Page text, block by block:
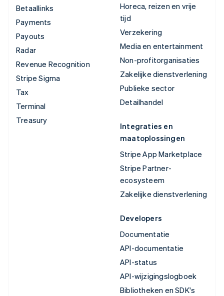
Betaallinks
Payments
Payouts
Radar
Revenue Recognition
Stripe Sigma
Tax
Terminal
Treasury
Horeca, reizen en vrije
tijd
Verzekering
Media en entertainment
Non-profitorganisaties
Zakelijke dienstverlening
Publieke sector
Detailhandel
Integraties en
maatoplossingen
Stripe App Marketplace
Stripe Partner-
ecosysteem
Zakelijke dienstverlening
Developers
Documentatie
API-documentatie
API-status
API-wijzigingslogboek
Bibliotheken en SDK's